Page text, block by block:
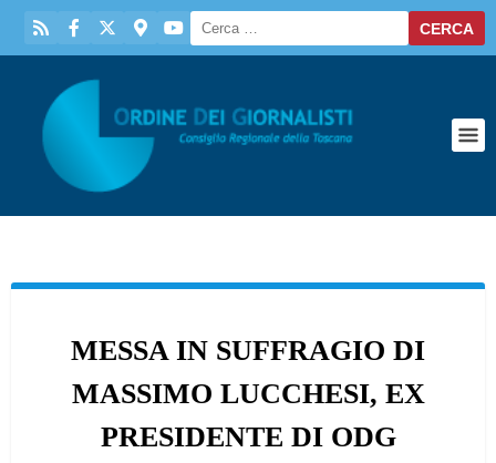
MESSA IN SUFFRAGIO DI
MASSIMO LUCCHESI, EX
PRESIDENTE DI ODG